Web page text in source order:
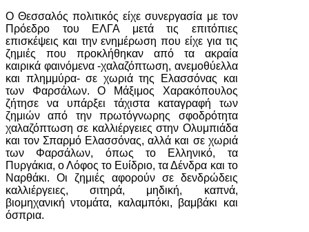
Ο Θεσσαλός πολιτικός είχε συνεργασία με τον
Πρόεδρο του ΕΛΓΑ μετά τις επιτόπιες
επισκέψεις και την ενημέρωση που είχε για τις
ζημιές που προκλήθηκαν από τα ακραία
καιρικά φαινόμενα -χαλαζόπτωση, ανεμοθύελλα
και πλημμύρα- σε χωριά της Ελασσόνας και
των Φαρσάλων. Ο Μάξιμος Χαρακόπουλος
ζήτησε να υπάρξει τάχιστα καταγραφή των
ζημιών από την πρωτόγνωρης σφοδρότητα
χαλαζόπτωση σε καλλιέργειες στην Ολυμπιάδα
και τον Σπαρμό Ελασσόνας, αλλά και σε χωριά
των Φαρσάλων, όπως το Ελληνικό, τα
Πυργάκια, ο Λόφος το Ευίδριο, τα Δένδρα και το
Ναρθάκι. Οι ζημιές αφορούν σε δενδρώδεις
καλλιέργειες, σιτηρά, μηδική, καπνά,
βιομηχανική ντομάτα, καλαμπόκι, βαμβάκι και
όσπρια.